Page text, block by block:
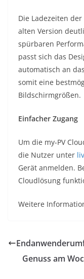
Die Ladezeiten
alten Version
spürbaren
passt sich das
automatisch an
somit eine
Bildschirmgrößen.
Einfacher Zugang
Um die my-PV
die Nutzer unter
Gerät anmelden.
Cloudlösung
Weitere
Genuss am